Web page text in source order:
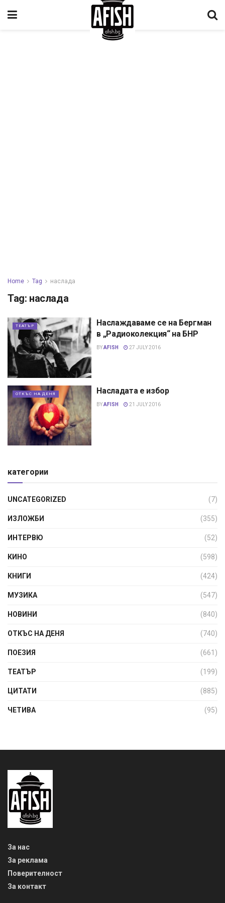
Home Tag наслада
Tag: наслада
ТЕАТЪР
Наслаждаваме се на Бергман
в „Радиоколекция“ на БНР
BYAFISH 27 JULY 2016
ОТКЪС НА ДЕНЯ Насладата е избор
BYAFISH 21 JULY 2016
категории
UNCATEGORIZED (7)
ИЗЛОЖБИ (355)
ИНТЕРВЮ (52)
КИНО (598)
КНИГИ (424)
МУЗИКА (547)
НОВИНИ (840)
ОТКЪС НА ДЕНЯ (740)
ПОЕЗИЯ (661)
ТЕАТЪР (199)
ЦИТАТИ (885)
ЧЕТИВА (95)
За нас
За реклама
Поверителност
За контакт